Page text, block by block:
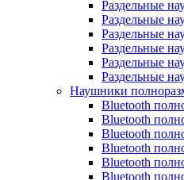
Раздельные
Раздельные
Раздельные
Раздельные
Раздельные
Раздельные
Наушники
Bluetooth
Bluetooth
Bluetooth
Bluetooth
Bluetooth
Bluetooth